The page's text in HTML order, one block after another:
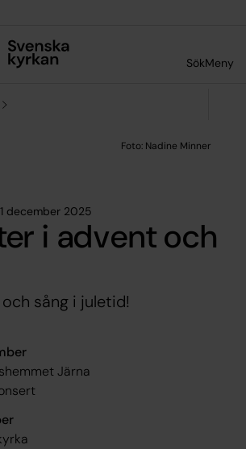
SökMeny
december 2025
i advent och
sång i juletid!
Järna